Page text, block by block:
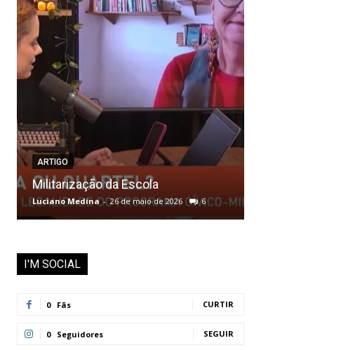
ARTIGO
Militarização da Escola
Luciano Medina - 26 de maio de 2026 6
I'M SOCIAL
0 Fãs CURTIR
0 Seguidores SEGUIR